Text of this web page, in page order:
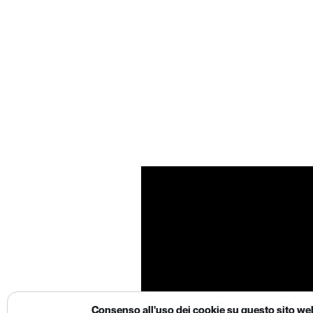
Consenso all'uso dei cookie su questo sito